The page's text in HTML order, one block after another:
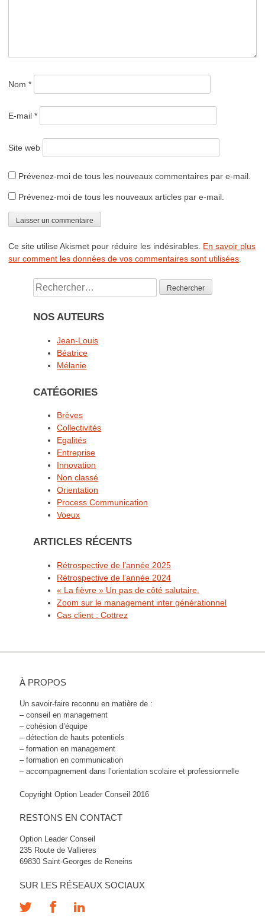
Nom*
E-mail*
Site web
Prévenez-moi de tous les nouveaux commentaires par e-mail.
Prévenez-moi de tous les nouveaux articles par e-mail.
Ce site utilise Akismet pour réduire les indésirables. En savoir plus
sur comment les données de vos commentaires sont utilisées
Rechercher :
NOS AUTEURS
Jean-Louis
Béatrice
Mélanie
CATÉGORIES
Brèves
Collectivités
Egalités
Entreprise
Innovation
Non classé
Orientation
Process Communication
Voeux
ARTICLES RÉCENTS
Rétrospective de l’année 2025
Rétrospective de l’année 2024
« La fièvre » Un pas de côté salutaire.
Zoom sur le management inter générationnel
Cas client : Cottrez
À PROPOS
Un savoir-faire reconnu en matière de :
– conseil en management
– cohésion d’équipe
– détection de hauts potentiels
– formation en management
– formation en communication
– accompagnement dans l’orientation scolaire et professionnelle
Copyright Option Leader Conseil 2016
RESTONS EN CONTACT
Option Leader Conseil
235 Route de Vallieres
69830 Saint-Georges de Reneins
SUR LES RÉSEAUX SOCIAUX